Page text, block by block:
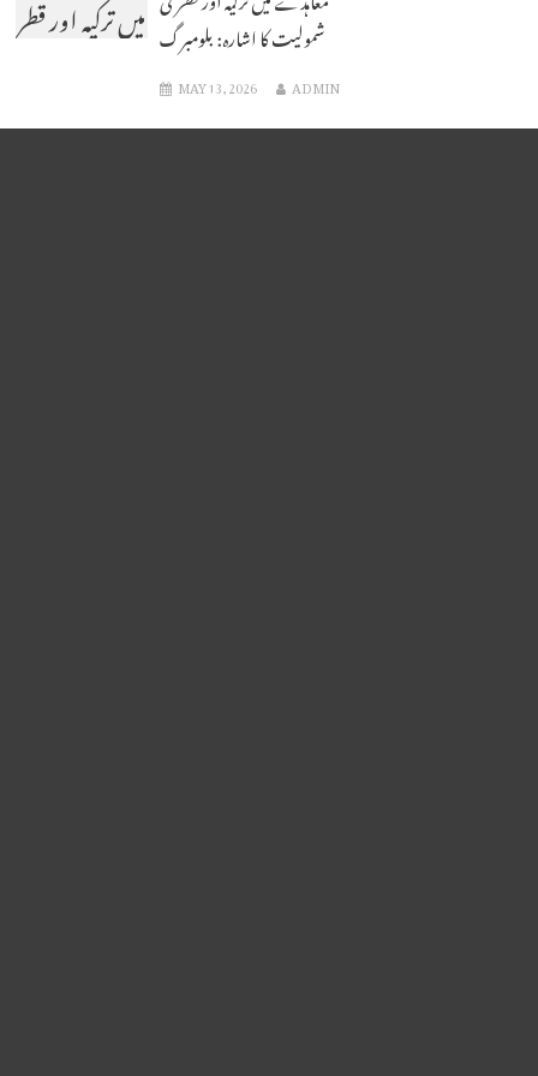
میں ترکیہ اور قطر
اشارہ: بلومبرگ
شمولیت کا اشارہ: بلومبرگ
MAY 13, 2026 ADMIN